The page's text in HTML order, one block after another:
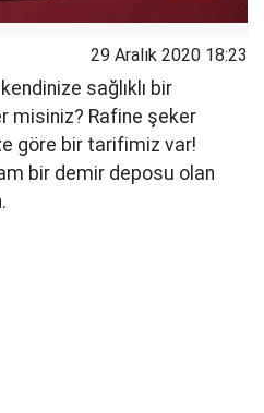
29 Aralık 2020 18:23
sağlıklı bir
misiniz? Rafine şeker
göre bir tarifimiz var!
bir demir deposu olan